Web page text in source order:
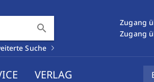
search
Suche
Zugang
Zugang
VERLAG